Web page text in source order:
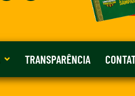
TRANSPARÊNCIA